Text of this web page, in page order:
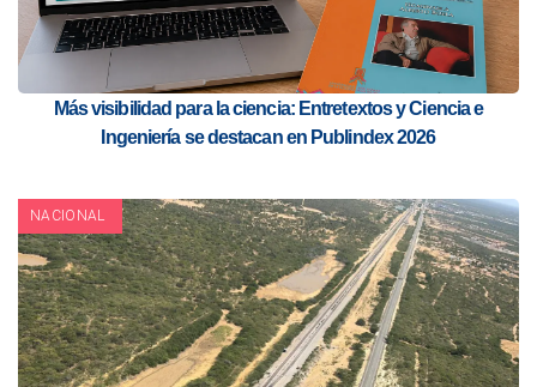
Más visibilidad para la ciencia: Entretextos y Ciencia e
Ingeniería se destacan en Publindex 2026
NACIONAL